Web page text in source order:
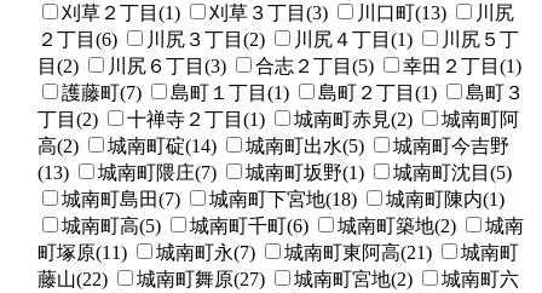
刈草２丁目(1)
刈草３丁目(3) 川口町(13)
川尻
２丁目(6)
川尻３丁目(2) 川尻４丁目(1)
川尻５丁
目(2)
川尻６丁目(3) 合志２丁目(5)
幸田２丁目(1)
護藤町(7)
島町１丁目(1) 島町２丁目(1)
島町３
丁目(2)
十禅寺２丁目(1) 城南町赤見(2)
城南町阿
高(2)
城南町碇(14) 城南町出水(5)
城南町今吉野
(13)
城南町隈庄(7) 城南町坂野(1)
城南町沈目(5)
城南町島田(7)
城南町下宮地(18)
城南町陳内(1)
城南町高(5)
城南町千町(6) 城南町築地(2)
城南
町塚原(11)
城南町永(7) 城南町東阿高(21)
城南町
藤山(22)
城南町舞原(27) 城南町宮地(2)
城南町六